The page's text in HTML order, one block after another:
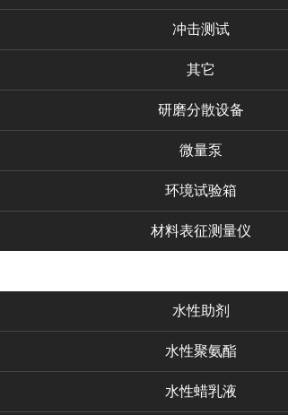
冲击测试
其它
研磨分散设备
微量泵
环境试验箱
材料表征测量仪
水性助剂
水性聚氨酯
水性蜡乳液